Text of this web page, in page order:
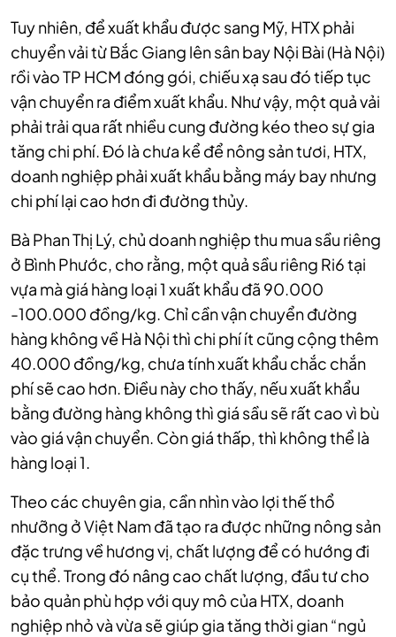
Tuy nhiên, để xuất khẩu được sang Mỹ, HTX phải
chuyển vải từ Bắc Giang lên sân bay Nội Bài (Hà Nội)
rồi vào TP HCM đóng gói, chiếu xạ sau đó tiếp tục
vận chuyển ra điểm xuất khẩu. Như vậy, một quả vải
phải trải qua rất nhiều cung đường kéo theo sự gia
tăng chi phí. Đó là chưa kể để nông sản tươi, HTX,
doanh nghiệp phải xuất khẩu bằng máy bay nhưng
chi phí lại cao hơn đi đường thủy.
Bà Phan Thị Lý, chủ doanh nghiệp thu mua sầu riêng
ở Bình Phước, cho rằng, một quả sầu riêng Ri6 tại
vựa mà giá hàng loại 1 xuất khẩu đã 90.000
-100.000 đồng/kg. Chỉ cần vận chuyển đường
hàng không về Hà Nội thì chi phí ít cũng cộng thêm
40.000 đồng/kg, chưa tính xuất khẩu chắc chắn
phí sẽ cao hơn. Điều này cho thấy, nếu xuất khẩu
bằng đường hàng không thì giá sầu sẽ rất cao vì bù
vào giá vận chuyển. Còn giá thấp, thì không thể là
hàng loại 1.
Theo các chuyên gia, cần nhìn vào lợi thế thổ
nhưỡng ở Việt Nam đã tạo ra được những nông sản
đặc trưng về hương vị, chất lượng để có hướng đi
cụ thể. Trong đó nâng cao chất lượng, đầu tư cho
bảo quản phù hợp với quy mô của HTX, doanh
nghiệp nhỏ và vừa sẽ giúp gia tăng thời gian “ngủ